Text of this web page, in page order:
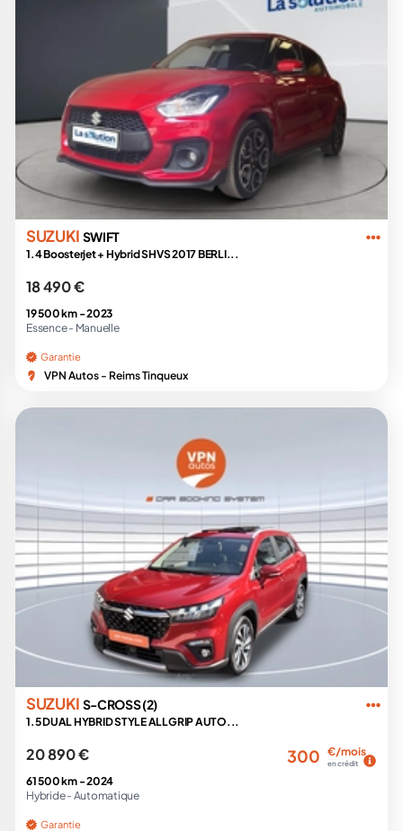
SUZUKI SWIFT
1.4 Boosterjet + Hybrid SHVS 2017 BERLI...
18 490 €
19 500 km -2023
Essence - Manuelle
Garantie
VPN Autos - Reims Tinqueux
SUZUKI S-CROSS (2)
1.5 DUAL HYBRID STYLE ALLGRIP AUTO...
20 890 € 300 €/mois
en crédit
61 500 km -2024
Hybride - Automatique
Garantie